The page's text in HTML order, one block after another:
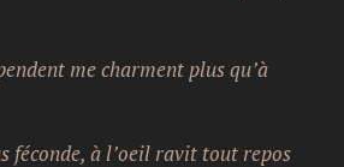
me charment plus qu’à
féconde, à l’oeil ravit tout repos